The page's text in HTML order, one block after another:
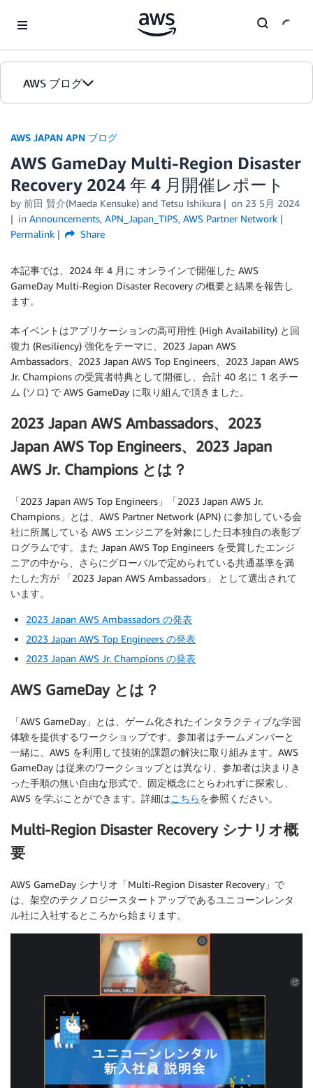
AWS ブログ
カテゴリ
エディション
AWS JAPAN APN ブログ
AWS GameDay Multi-Region Disaster
Recovery 2024 年 4 月開催レポート
by 前田 賢介(Maeda Kensuke) and Tetsu Ishikura on 23 5月 2024
in Announcements, APN_Japan_TIPS, AWS Partner Network
Permalink
Share
本記事では、2024 年 4 月に オンラインで開催した AWS
GameDay Multi-Region Disaster Recovery の概要と結果を報告し
ます。
本イベントはアプリケーションの高可用性 (High Availability) と回
復力 (Resiliency) 強化をテーマに、2023 Japan AWS
Ambassadors、2023 Japan AWS Top Engineers、2023 Japan AWS
Jr. Champions の受賞者特典として開催し、合計 40 名に 1 名チー
ム (ソロ) で AWS GameDay に取り組んで頂きました。
2023 Japan AWS Ambassadors、2023
Japan AWS Top Engineers、2023 Japan
AWS Jr. Champions とは？
「2023 Japan AWS Top Engineers」「2023 Japan AWS Jr.
Champions」とは、AWS Partner Network (APN) に参加している会
社に所属している AWS エンジニアを対象にした日本独自の表彰プ
ログラムです。また Japan AWS Top Engineers を受賞したエンジ
ニアの中から、さらにグローバルで定められている共通基準を満
たした方が 「2023 Japan AWS Ambassadors」 として選出されて
います。
2023 Japan AWS Ambassadors の発表
2023 Japan AWS Top Engineers の発表
2023 Japan AWS Jr. Champions の発表
AWS GameDay とは？
「AWS GameDay」とは、ゲーム化されたインタラクティブな学習
体験を提供するワークショップです。参加者はチームメンバーと
一緒に、AWS を利用して技術的課題の解決に取り組みます。AWS
GameDay は従来のワークショップとは異なり、参加者は決まりき
った手順の無い自由な形式で、固定概念にとらわれずに探索し、
AWS を学ぶことができます。詳細はこちらを参照ください。
Multi-Region Disaster Recovery シナリオ概
要
AWS GameDay シナリオ「Multi-Region Disaster Recovery」で
は、架空のテクノロジースタートアップであるユニコーンレンタ
ル社に入社するところから始まります。